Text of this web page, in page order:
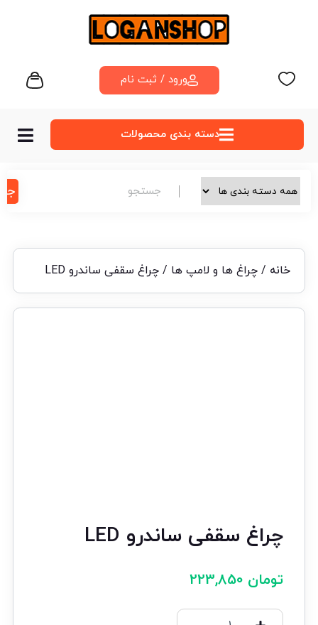
ورود / ثبت نام
دسته‌ بندی محصولات
خانه / چراغ ها و لامپ ها / چراغ سقفی ساندرو LED
چراغ سقفی ساندرو LED
تومان